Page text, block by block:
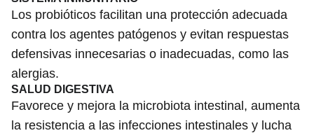
Los probióticos facilitan una protección adecuada
contra los agentes patógenos y evitan respuestas
defensivas innecesarias o inadecuadas, como las
alergias.
SALUD DIGESTIVA
Favorece y mejora la microbiota intestinal, aumenta
la resistencia a las infecciones intestinales y lucha